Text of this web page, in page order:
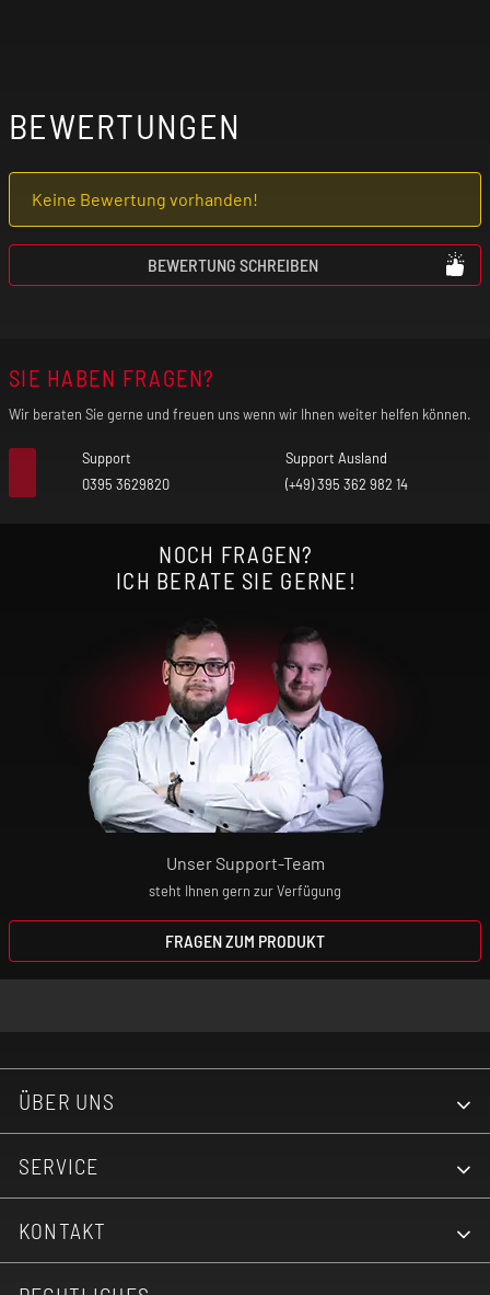
BEWERTUNGEN
Keine Bewertung vorhanden!
BEWERTUNG SCHREIBEN
SIE HABEN FRAGEN?
Wir beraten Sie gerne und freuen uns wenn wir Ihnen weiter helfen können.
Support
0395 3629820
Support Ausland
(+49) 395 362 982 14
NOCH FRAGEN?
ICH BERATE SIE GERNE!
Unser Support-Team
steht Ihnen gern zur Verfügung
FRAGEN ZUM PRODUKT
ÜBER UNS
SERVICE
KONTAKT